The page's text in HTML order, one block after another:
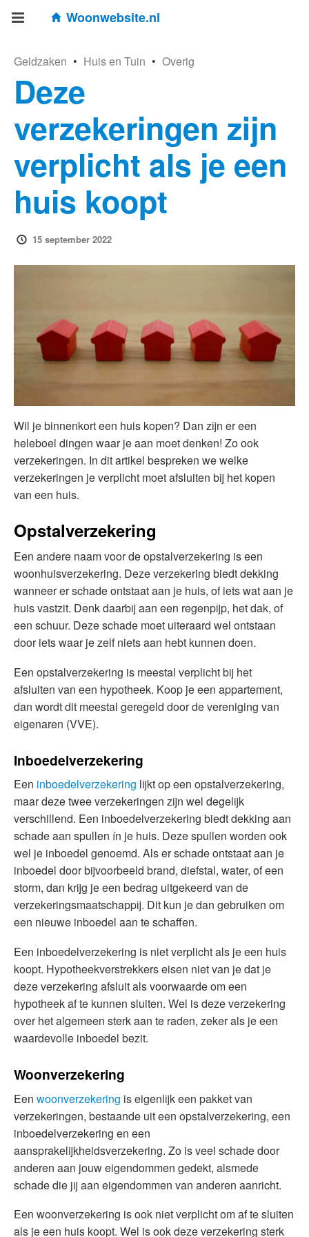
Woonwebsite.nl
Geldzaken • Huis en Tuin • Overig
Deze
verzekeringen zijn
verplicht als je een
huis koopt
15 september 2022
Wil je binnenkort een huis kopen? Dan zijn er een
heleboel dingen waar je aan moet denken! Zo ook
verzekeringen. In dit artikel bespreken we welke
verzekeringen je verplicht moet afsluiten bij het kopen
van een huis.
Opstalverzekering
Een andere naam voor de opstalverzekering is een
woonhuisverzekering. Deze verzekering biedt dekking
wanneer er schade ontstaat aan je huis, of iets wat aan je
huis vastzit. Denk daarbij aan een regenpijp, het dak, of
een schuur. Deze schade moet uiteraard wel ontstaan
door iets waar je zelf niets aan hebt kunnen doen.
Een opstalverzekering is meestal verplicht bij het
afsluiten van een hypotheek. Koop je een appartement,
dan wordt dit meestal geregeld door de vereniging van
eigenaren (VVE).
Inboedelverzekering
Een inboedelverzekering lijkt op een opstalverzekering,
maar deze twee verzekeringen zijn wel degelijk
verschillend. Een inboedelverzekering biedt dekking aan
schade aan spullen ín je huis. Deze spullen worden ook
wel je inboedel genoemd. Als er schade ontstaat aan je
inboedel door bijvoorbeeld brand, diefstal, water, of een
storm, dan krijg je een bedrag uitgekeerd van de
verzekeringsmaatschappij. Dit kun je dan gebruiken om
een nieuwe inboedel aan te schaffen.
Een inboedelverzekering is niet verplicht als je een huis
koopt. Hypotheekverstrekkers eisen niet van je dat je
deze verzekering afsluit als voorwaarde om een
hypotheek af te kunnen sluiten. Wel is deze verzekering
over het algemeen sterk aan te raden, zeker als je een
waardevolle inboedel bezit.
Woonverzekering
Een woonverzekering is eigenlijk een pakket van
verzekeringen, bestaande uit een opstalverzekering, een
inboedelverzekering en een
aansprakelijkheidsverzekering. Zo is veel schade door
anderen aan jouw eigendommen gedekt, alsmede
schade die jij aan eigendommen van anderen aanricht.
Een woonverzekering is ook niet verplicht om af te sluiten
als je een huis koopt. Wel is ook deze verzekering sterk